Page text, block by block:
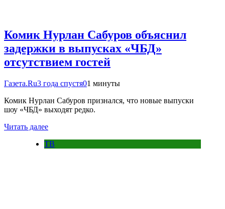
Комик Нурлан Сабуров объяснил
задержки в выпусках «ЧБД»
отсутствием гостей
Газета.Ru3 года спустя01 минуты
Комик Нурлан Сабуров признался, что новые выпуски
шоу «ЧБД» выходят редко.
Читать далее
ТВ